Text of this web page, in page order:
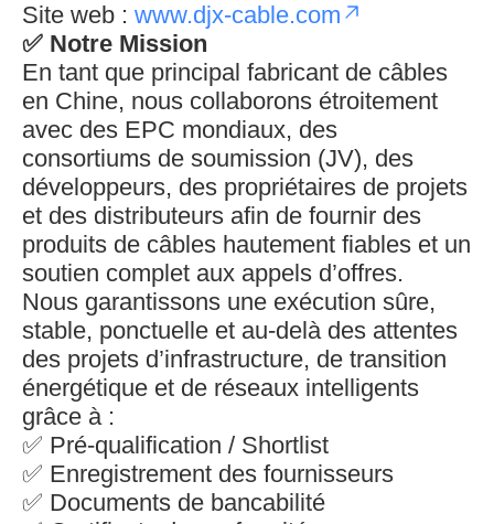
Site web : www.djx-cable.com
✅ Notre Mission
En tant que principal fabricant de câbles
en Chine, nous collaborons étroitement
avec des EPC mondiaux, des
consortiums de soumission (JV), des
développeurs, des propriétaires de projets
et des distributeurs afin de fournir des
produits de câbles hautement fiables et un
soutien complet aux appels d’offres.
Nous garantissons une exécution sûre,
stable, ponctuelle et au-delà des attentes
des projets d’infrastructure, de transition
énergétique et de réseaux intelligents
grâce à :
✅ Pré-qualification / Shortlist
✅ Enregistrement des fournisseurs
✅ Documents de bancabilité